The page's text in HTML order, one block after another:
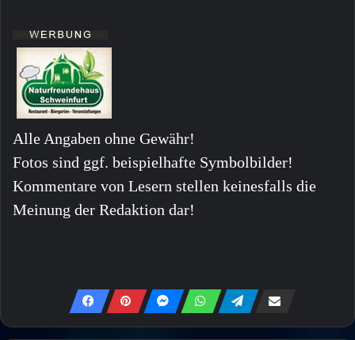
Alle Angaben ohne Gewähr!
Fotos sind ggf. beispielhafte Symbolbilder!
Kommentare von Lesern stellen keinesfalls die
Meinung der Redaktion dar!